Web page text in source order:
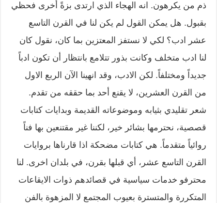
ذم من يكرهون. انه الهجاء الذي ارتدى بزةً أخرى فحظي
بقبول. هل يمكن القول لم يكن لنا في القرن التاسع
عشر ادب؟ لكي لا نستفز المعتزين بما كان، نقول كان
لنا ادب متخلف وكانت بذور تتلامع بانتظار أن تكون ادباً
جديداً ومختلفاً. لكن الادب، وقد انهينا الآن الربع الاول
من القرن العشرين، لا يقنع أحد بما حققه من تقدم.
شعر تقليدي بثيابه وموضوعاته القديمة وبدايات كتابات
قصصية، نحترمها بشائر خير، لكننا غير مقتنعين بها فناً
روائياً متقدماً. هي كتابات مضحكة اذا قارناها بروايات
القرن التاسع عشر، أي قبلها بقرن، في بلدان اخرى. لنا
محترفو خدمات سياسية في قصائدهم ذوات الايقاعات
المتكررة والمتسترة بعيوب المجتمع لا المزهوة بالفن